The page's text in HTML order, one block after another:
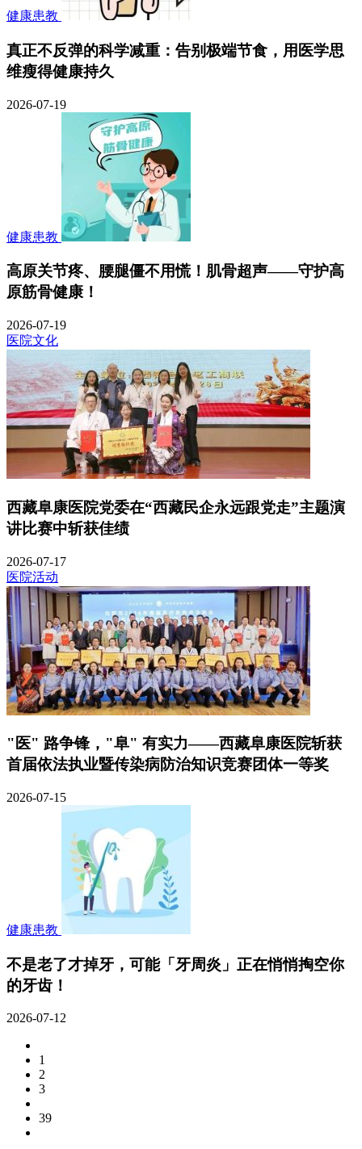
健康患教
真正不反弹的科学减重：告别极端节食，用医学思
维瘦得健康持久
2026-07-19
健康患教
高原关节疼、腰腿僵不用慌！肌骨超声——守护高
原筋骨健康！
2026-07-19
医院文化
西藏阜康医院党委在“西藏民企永远跟党走”主题演
讲比赛中斩获佳绩
2026-07-17
医院活动
"医" 路争锋，"阜" 有实力——西藏阜康医院斩获
首届依法执业暨传染病防治知识竞赛团体一等奖
2026-07-15
健康患教
不是老了才掉牙，可能「牙周炎」正在悄悄掏空你
的牙齿！
2026-07-12
1
2
3
39